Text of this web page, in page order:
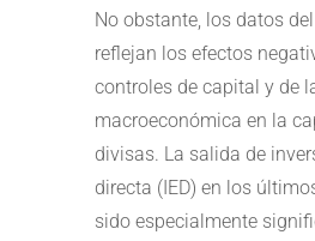
No obstante, los datos
reflejan los efectos
controles de capital y de
macroeconómica en la
divisas. La salida de
directa (IED) en los
sido especialmente